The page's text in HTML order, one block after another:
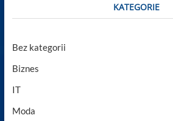
KATEGORIE
Bez kategorii
Biznes
IT
Moda